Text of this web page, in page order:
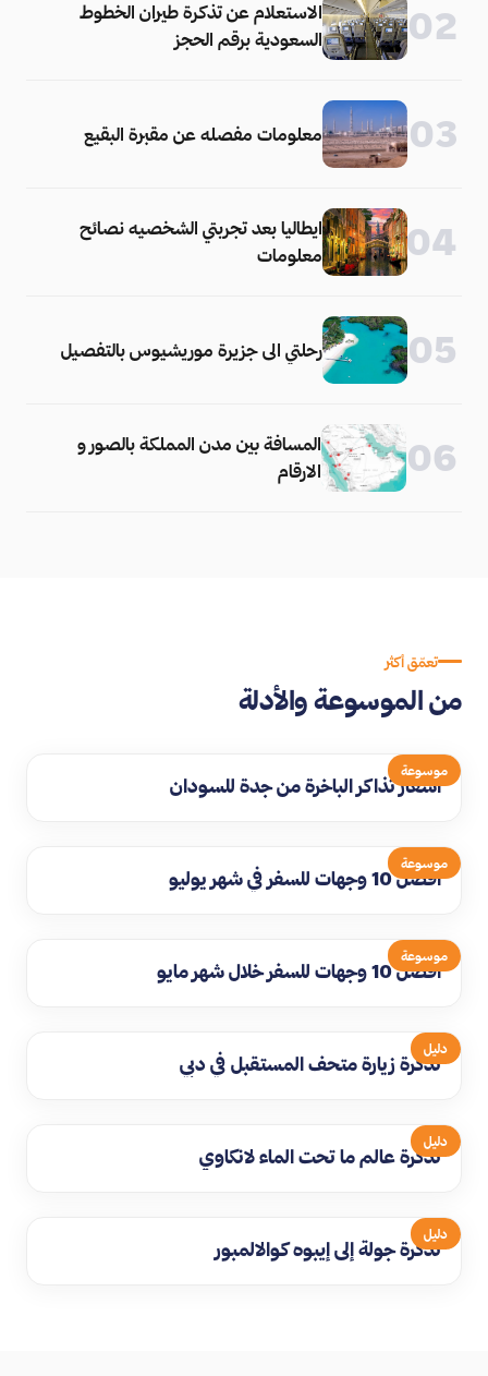
02
الاستعلام عن تذكرة طيران الخطوط
السعودية برقم الحجز
03 معلومات مفصله عن مقبرة البقيع
04
ايطاليا بعد تجربتي الشخصيه نصائح
معلومات
05 رحلتي الى جزيرة موريشيوس بالتفصيل
06
المسافة بين مدن المملكة بالصور و
الارقام
تعمّق أكثر
من الموسوعة والأدلة
موسوعة
اسعار تذاكر الباخرة من جدة للسودان
موسوعة
افضل 10 وجهات للسفر في شهر يوليو
موسوعة
افضل 10 وجهات للسفر خلال شهر مايو
دليل
تذكرة زيارة متحف المستقبل في دبي
دليل
تذكرة عالم ما تحت الماء لانكاوي
دليل
تذكرة جولة إلى إيبوه كوالالمبور